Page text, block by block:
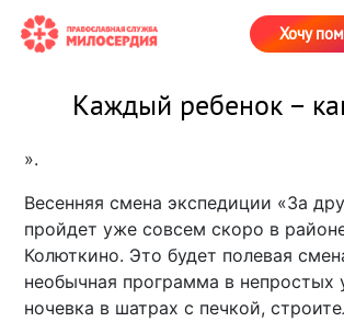
Хочу
Каждый ребенок –
».
Весенняя смена экспедиции «За
пройдет уже совсем скоро в
Колюткино. Это будет полевая
необычная программа в непростых
ночевка в шатрах с печкой,